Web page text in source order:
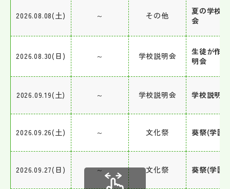
2026.08.08(土) ～ その他
夏の学校
会
2026.08.30(日) ～ 学校説明会
生徒が作
明会
2026.09.19(土) ～ 学校説明会 学校説明会
2026.09.26(土) ～ 文化祭 葵祭(学園
2026.09.27(日) ～ 文化祭 葵祭(学園